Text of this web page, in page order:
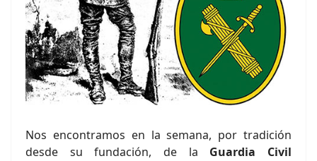
Nos encontramos en la semana, por tradición
desde su fundación, de la Guardia Civil